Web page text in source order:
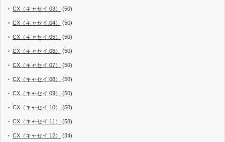
CX（キャセイ 03） (50)
CX（キャセイ 04） (50)
CX（キャセイ 05） (50)
CX（キャセイ 06） (50)
CX（キャセイ 07） (50)
CX（キャセイ 08） (50)
CX（キャセイ 09） (50)
CX（キャセイ 10） (50)
CX（キャセイ 11） (58)
CX（キャセイ 12） (34)